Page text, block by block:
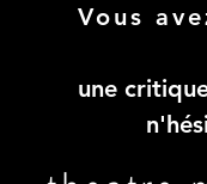
Vous
une